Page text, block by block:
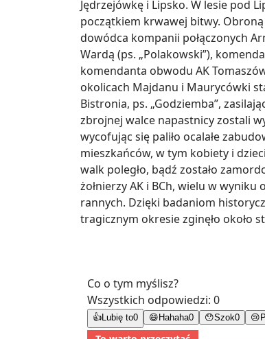
Jędrzejówkę i Lipsko. W lesie pod
początkiem krwawej bitwy. Obroną
dowódca kompanii połączonych
Wardą (ps. „Polakowski”),
komendanta obwodu AK Tomaszów
okolicach Majdanu i Maurycówki
Bistronia, ps. „Godziemba”,
zbrojnej walce napastnicy zostali
wycofując się paliło ocalałe
mieszkańców, w tym kobiety i
walk poległo, bądź zostało
żołnierzy AK i BCh, wielu w
rannych. Dzięki badaniom
tragicznym okresie zginęło około
Co o tym myślisz?
Wszystkich odpowiedzi: 0
👍Lubię to0 😄 Hahaha0 😯Szok0 😢